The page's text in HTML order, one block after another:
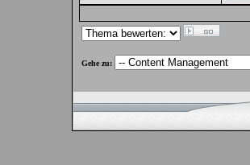
Gehe zu: